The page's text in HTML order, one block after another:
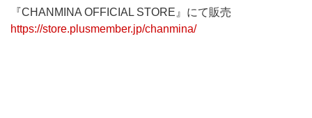
『CHANMINA OFFICIAL STORE』にて販売
https://store.plusmember.jp/chanmina/